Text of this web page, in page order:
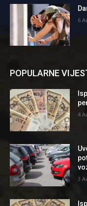
6
POPULARNE
4
3